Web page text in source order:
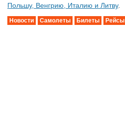
Польшу, Венгрию, Италию и Литву.
Новости Самолеты Билеты Рейсы